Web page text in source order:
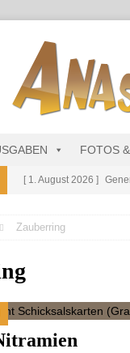
FOTOS
[ 1. August 2026 ]
[ 1. August 2026 ]
[ 1. August 2026 ] Die
Zauberring